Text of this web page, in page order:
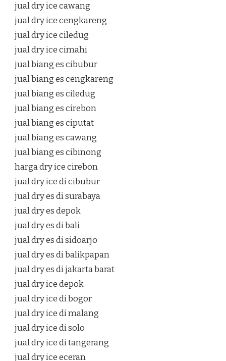
jual dry ice cawang
jual dry ice cengkareng
jual dry ice ciledug
jual dry ice cimahi
jual biang es cibubur
jual biang es cengkareng
jual biang es ciledug
jual biang es cirebon
jual biang es ciputat
jual biang es cawang
jual biang es cibinong
harga dry ice cirebon
jual dry ice di cibubur
jual dry es di surabaya
jual dry es depok
jual dry es di bali
jual dry es di sidoarjo
jual dry es di balikpapan
jual dry es di jakarta barat
jual dry ice depok
jual dry ice di bogor
jual dry ice di malang
jual dry ice di solo
jual dry ice di tangerang
jual dry ice eceran